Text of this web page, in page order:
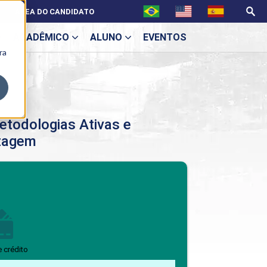
ACADÊMICO ALUNO EVENTOS
ÁREA DO CANDIDATO
Ativas e
crédito